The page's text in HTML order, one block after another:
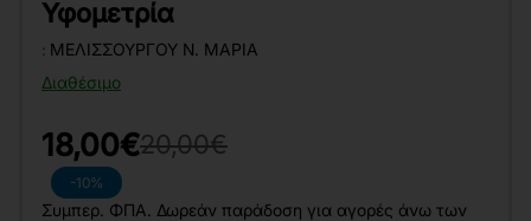
Υφομετρία
Διαθέσιμο
: ΜΕΛΙΣΣΟΥΡΓΟΎ Ν. ΜΑΡΊΑ
-10%
18,00€20,00€
Συμπερ. ΦΠΑ. Δωρεάν παράδοση για αγορές άνω των